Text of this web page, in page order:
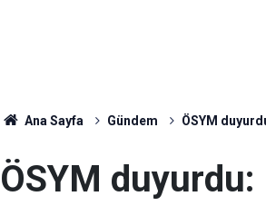
Ana Sayfa Gündem ÖSYM
ÖSYM